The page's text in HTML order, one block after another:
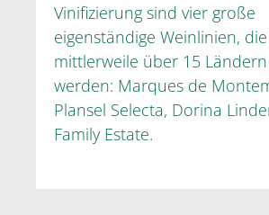
Vinifizierung sind vier große
eigenständige Weinlinien,
mittlerweile über 15
werden: Marques de
Plansel Selecta, Dorina
Family Estate.